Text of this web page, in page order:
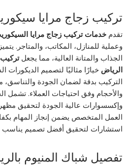
تركيب زجاج مرايا
تقدمخدمات تركيب زجاج مرايا
وعملية للمنازل، المكاتب، والمتاجر.
الجذاب والمتانة العالية، مما يجعل
الرياض خيارًا مثاليًا لتصميم الديكورات
التركيب بدقة لضمان الجودة
والأحجام وفق احتياجات العملاء. تشمل
وإكسسوارات عالية الجودة لتحقيق
العمل المتخصص يضمن إنجاز المهام
استشارات لتحقيق أفضل تصميم يناسب
تفصيل شباك المنيوم